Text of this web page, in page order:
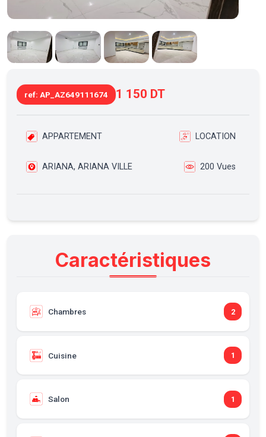
ref: AP_AZ649111674 1 150 DT
APPARTEMENT LOCATION
ARIANA, ARIANA VILLE 200 Vues
Caractéristiques
Chambres 2
Cuisine 1
Salon 1